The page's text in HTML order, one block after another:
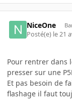
NiceOne
Posté(e) le 21
Pour rentrer dans
presser sur une
Et pas besoin de
flashage il faut